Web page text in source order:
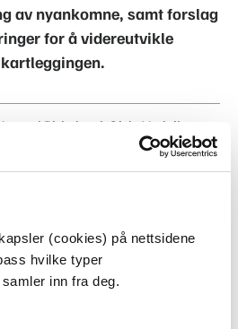
(cookies) på nettsidene
hvilke typer
inn fra deg.
av nyankomne, samt forslag
for å videreutvikle
Birkeland, Gisle Vedvik
Amund Langøy, Henning